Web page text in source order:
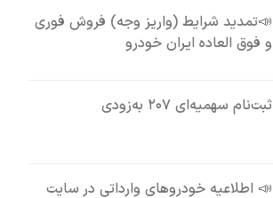
📣تمدید شرایط (واریز وجه) فروش فوری
و فوق العاده ایران خودرو
ثبت‌نام سهمیه‌ای ۲۰۷ به‌زودی
📣 اطلاعیه خودروهای وارداتی در سایت